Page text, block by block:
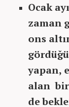
Ocak
zaman
ons
yapan,
alan
de